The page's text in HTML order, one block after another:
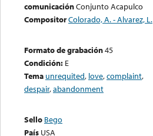
comunicaciónConjunto Acapulco
CompositorColorado, A. - Alvarez, L.
Formato de grabación45
Condición: E
Tema unrequited, love,complaint,
despair,abandonment
Sello Bego
País USA